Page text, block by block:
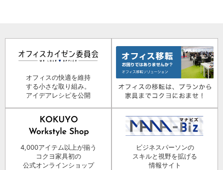
オフィスの快適を維持
する小さな取り組み。
アイデアレシピを公開
4,000アイテム以上が揃う
コクヨ家具初の
公式オンラインショップ
ビジネスパーソンの
スキルと視野を拡げる
情報サイト